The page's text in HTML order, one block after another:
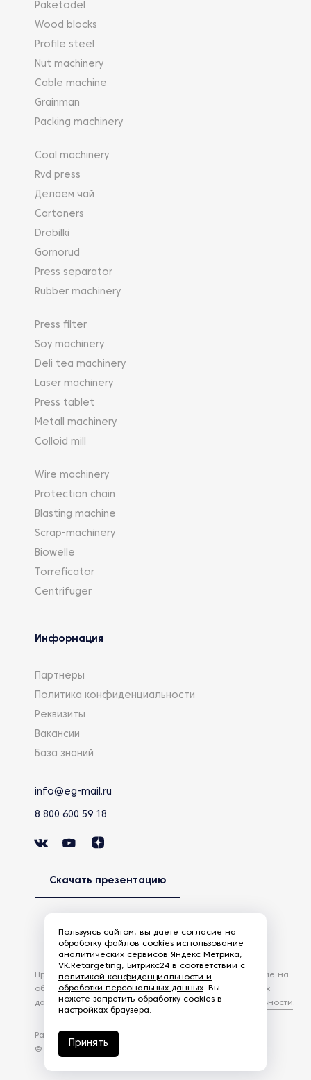
Paketodel
Wood blocks
Profile steel
Nut machinery
Cable machine
Grainman
Packing machinery
Coal machinery
Rvd press
Делаем чай
Cartoners
Drobilki
Gornorud
Press separator
Rubber machinery
Press filter
Soy machinery
Deli tea machinery
Laser machinery
Press tablet
Metall machinery
Colloid mill
Wire machinery
Protection chain
Blasting machine
Scrap-machinery
Biowelle
Torreficator
Centrifuger
Информация
Партнеры
Политика конфиденциальности
Реквизиты
Вакансии
База знаний
info@eg-mail.ru
8 800 600 59 18
Скачать презентацию
Разработка сайта —
© 2026 – Eurasia Group. Все права защищены
Продолжая использовать наш сайт, вы даете согласие на
обработку файлов Cookies и других пользовательских
данных, в соответствии сПолитикой конфиденциальности.
Пользуясь сайтом, вы даете согласие на
обработку файлов cookies использование
аналитических сервисов Яндекс Метрика,
VK.Retargeting, Битрикс24 в соответствии с
политикой конфиденциальности и
обработки персональных данных. Вы
можете запретить обработку cookies в
настройках браузера.
Принять